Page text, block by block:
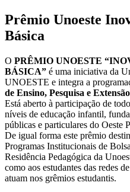
Prêmio Unoeste
Básica
O PRÊMIO UNOESTE
BÁSICA” é uma iniciativa da
UNOESTE e integra a
de Ensino, Pesquisa e Extensão
Está aberto à participação de
níveis de educação infantil,
públicas e particulares do Oeste
De igual forma este prêmio
Programas Institucionais de
Residência Pedagógica da
como aos estudantes das redes
atuam nos grêmios estudantis.